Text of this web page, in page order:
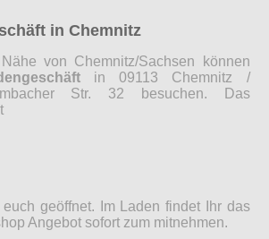
in Chemnitz
von Chemnitz/Sachsen können
in 09113 Chemnitz /
Str. 32 besuchen. Das
geöffnet. Im Laden findet Ihr das
Angebot sofort zum mitnehmen.